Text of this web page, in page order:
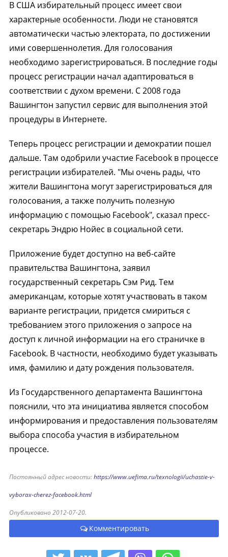
В США избирательный процесс имеет свои
характерные особенности. Люди не становятся
автоматически частью электората, по достижении
ими совершеннолетия. Для голосования
необходимо зарегистрироваться. В последние годы
процесс регистрации начал адаптироваться в
соответствии с духом времени. С 2008 года
Вашингтон запустил сервис для выполнения этой
процедуры в Интернете.
Теперь процесс регистрации и демократии пошел
дальше. Там одобрили участие Facebook в процессе
регистрации избирателей. "Мы очень рады, что
жители Вашингтона могут зарегистрироваться для
голосования, а также получить полезную
информацию с помощью Facebook", сказал пресс-
секретарь Эндрю Нойес в социальной сети.
Приложение будет доступно на веб-сайте
правительства Вашингтона, заявил
государственный секретарь Сэм Рид. Тем
американцам, которые хотят участвовать в таком
варианте регистрации, придется смириться с
требованием этого приложения о запросе на
доступ к личной информации на его страничке в
Facebook. В частности, необходимо будет указывать
имя, фамилию и дату рождения пользователя.
Из Государственного департамента Вашингтона
пояснили, что эта инициатива является способом
информирования и предоставления пользователям
выбора способа участия в избирательном
процессе.
Постоянный адрес новости:https://www.uefima.ru/texnologii/uchastie-v-
vyborax-cherez-facebook.html
Опубликовано 2012-07-20.
Комментировать